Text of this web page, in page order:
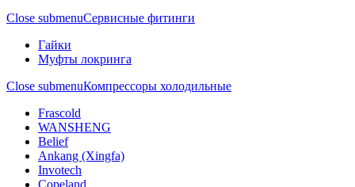
Close submenuСервисные фитинги
Гайки
Муфты локринга
Close submenuКомпрессоры холодильные
Frascold
WANSHENG
Belief
Ankang (Xingfa)
Invotech
Copeland